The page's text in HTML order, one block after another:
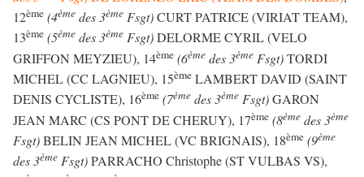
12ème (4ème des 3ème Fsgt)CURT PATRICE (VIRIAT TEAM),
13ème (5ème des 3ème Fsgt)DELORME CYRIL (VELO
GRIFFON MEYZIEU), 14ème (6ème des 3ème Fsgt)TORDI
MICHEL (CC LAGNIEU), 15ème LAMBERT DAVID (SAINT
DENIS CYCLISTE), 16ème (7ème des 3ème Fsgt)GARON
JEAN MARC (CS PONT DE CHERUY), 17ème (8ème des 3ème
Fsgt)BELIN JEAN MICHEL (VC BRIGNAIS), 18ème (9ème
des 3ème Fsgt)PARRACHO Christophe (ST VULBAS VS),